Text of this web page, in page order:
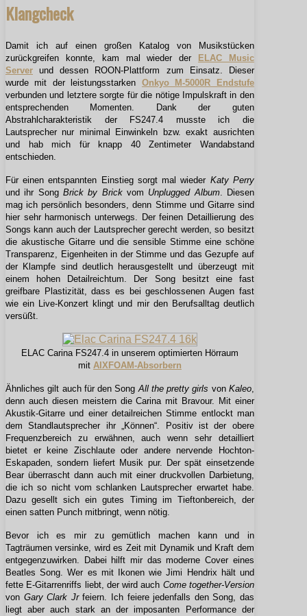
Klangcheck
Damit ich auf einen großen Katalog von Musikstücken
zurückgreifen konnte, kam mal wieder der
ELAC Music
Server und dessen ROON-Plattform zum Einsatz. Dieser
wurde mit der leistungsstarken Onkyo M-5000R Endstufe
verbunden und letztere sorgte für die nötige Impulskraft in den
entsprechenden Momenten. Dank der guten
Abstrahlcharakteristik der FS247.4 musste ich die
Lautsprecher nur minimal Einwinkeln bzw. exakt ausrichten
und hab mich für knapp 40 Zentimeter Wandabstand
entschieden.
Für einen entspannten Einstieg sorgt mal wieder Katy Perry
und ihr Song Brick by Brickvom Unplugged Album. Diesen
mag ich persönlich besonders, denn Stimme und Gitarre sind
hier sehr harmonisch unterwegs. Der feinen Detaillierung des
Songs kann auch der Lautsprecher gerecht werden, so besitzt
die akustische Gitarre und die sensible Stimme eine schöne
Transparenz, Eigenheiten in der Stimme und das Gezupfe auf
der Klampfe sind deutlich herausgestellt und überzeugt mit
einem hohen Detailreichtum. Der Song besitzt eine fast
greifbare Plastizität, dass es bei geschlossenen Augen fast
wie ein Live-Konzert klingt und mir den Berufsalltag deutlich
versüßt.
ELAC Carina FS247.4 in unserem optimierten Hörraum
mit AIXFOAM-Absorbern
Ähnliches gilt auch für den SongAll the pretty girls von Kaleo,
denn auch diesen meistern die Carina mit Bravour. Mit einer
Akustik-Gitarre und einer detailreichen Stimme entlockt man
dem Standlautsprecher ihr „Können“. Positiv ist der obere
Frequenzbereich zu erwähnen, auch wenn sehr detailliert
bietet er keine Zischlaute oder andere nervende Hochton-
Eskapaden, sondern liefert Musik pur. Der spät einsetzende
Bear überrascht dann auch mit einer druckvollen Darbietung,
die ich so nicht vom schlanken Lautsprecher erwartet habe.
Dazu gesellt sich ein gutes Timing im Tieftonbereich, der
einen satten Punch mitbringt, wenn nötig.
Bevor ich es mir zu gemütlich machen kann und in
Tagträumen versinke, wird es Zeit mit Dynamik und Kraft dem
entgegenzuwirken. Dabei hilft mir das moderne Cover eines
Beatles Song. Wer es mit Ikonen wie Jimi Hendrix hält und
fette E-Gitarrenriffs liebt, der wird auch Come together-Version
von Gary Clark Jrfeiern. Ich feiere jedenfalls den Song, das
liegt aber auch stark an der imposanten Performance der